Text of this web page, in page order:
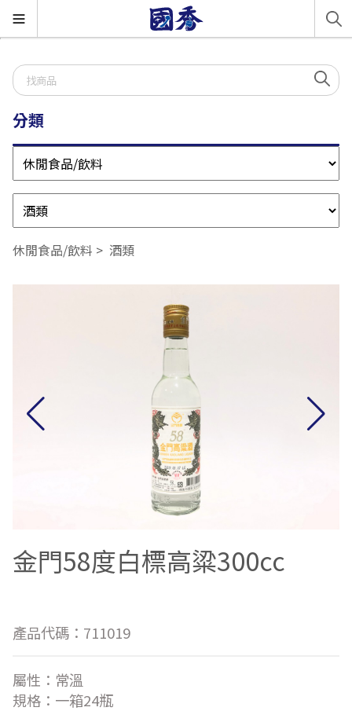
分類
休閒食品/飲料 酒類
金門58度白標高粱300cc
產品代碼： 711019
屬性： 常溫
規格： 一箱24瓶